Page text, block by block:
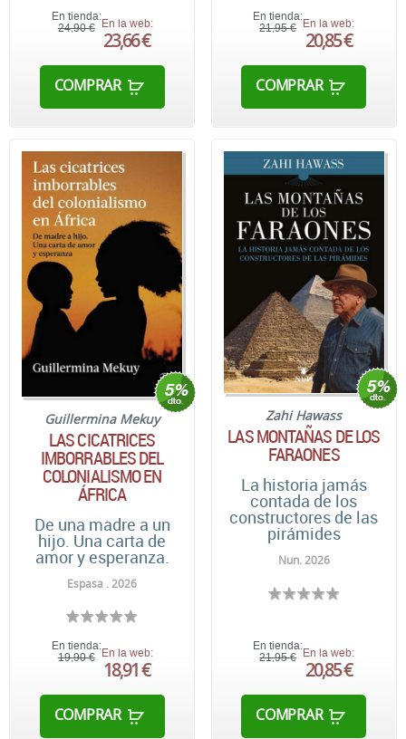
En tienda:
24,90 € En la web:
23,66 €
COMPRAR
En tienda:
21,95 € En la web:
20,85 €
COMPRAR
Guillermina Mekuy
LAS CICATRICES
IMBORRABLES DEL
COLONIALISMO EN
ÁFRICA
De una madre a un
hijo. Una carta de
amor y esperanza.
Espasa . 2026
En tienda:
19,90 € En la web:
18,91 €
COMPRAR
Zahi Hawass
LAS MONTAÑAS DE LOS
FARAONES
La historia jamás
contada de los
constructores de las
pirámides
Nun. 2026
En tienda:
21,95 € En la web:
20,85 €
COMPRAR